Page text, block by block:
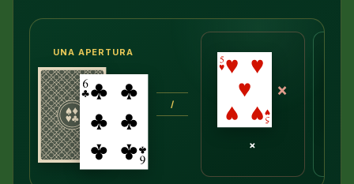
UNA APERTURA
/
×
×